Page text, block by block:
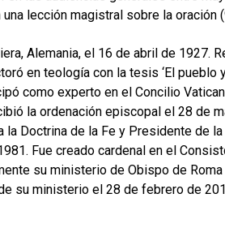
lección magistral sobre la oración
Alemania, el 16 de abril de 1927.
en teología con la tesis ‘El pueblo
como experto en el Concilio
la ordenación episcopal el 28 de
la Doctrina de la Fe y Presidente de
Fue creado cardenal en el
su ministerio de Obispo de
su ministerio el 28 de febrero de